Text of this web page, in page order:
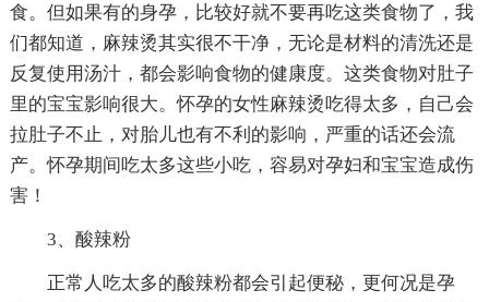
食。但如果有的身孕，比较好就不要再吃这类食物了，我
们都知道，麻辣烫其实很不干净，无论是材料的清洗还是
反复使用汤汁，都会影响食物的健康度。这类食物对肚子
里的宝宝影响很大。怀孕的女性麻辣烫吃得太多，自己会
拉肚子不止，对胎儿也有不利的影响，严重的话还会流
产。怀孕期间吃太多这些小吃，容易对孕妇和宝宝造成伤
害！
3、酸辣粉
正常人吃太多的酸辣粉都会引起便秘，更何况是孕